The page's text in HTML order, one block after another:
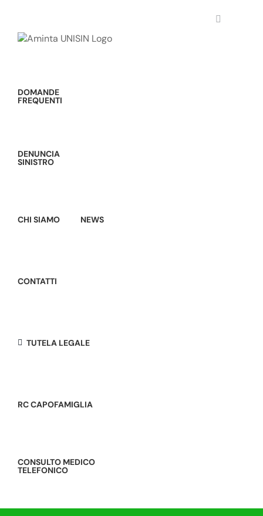
contenuto
DOMANDE
FREQUENTI
DENUNCIA
SINISTRO
CHI SIAMO NEWS
CONTATTI
TUTELA LEGALE
RC CAPOFAMIGLIA
CONSULTO MEDICO
TELEFONICO